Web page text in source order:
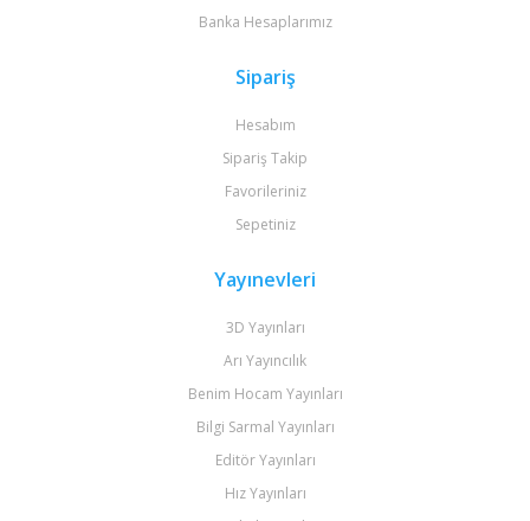
Banka Hesaplarımız
Sipariş
Hesabım
Sipariş Takip
Favorileriniz
Sepetiniz
Yayınevleri
3D Yayınları
Arı Yayıncılık
Benim Hocam Yayınları
Bilgi Sarmal Yayınları
Editör Yayınları
Hız Yayınları